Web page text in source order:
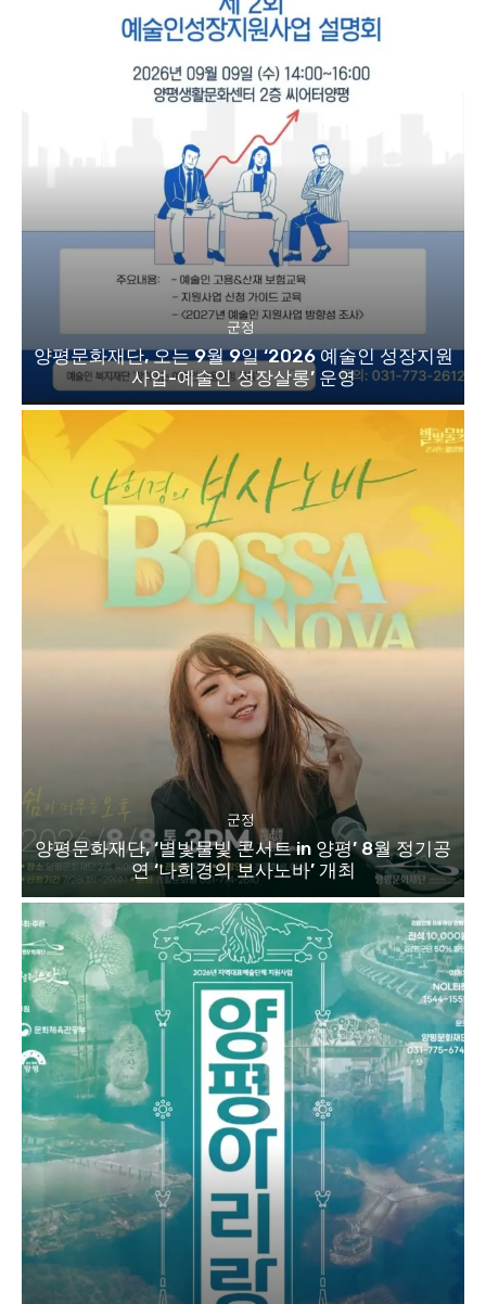
군정
양평문화재단, 오는 9월 9일 ‘2026 예술인 성장지원
사업-예술인 성장살롱’ 운영
군정
양평문화재단, ‘별빛물빛 콘서트 in 양평’ 8월 정기공
연 ‘나희경의 보사노바’ 개최